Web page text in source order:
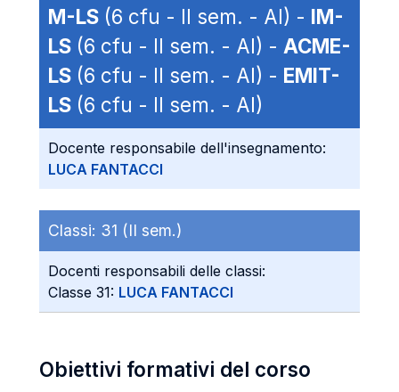
M-LS (6 cfu - II sem. - AI) - IM-
LS (6 cfu - II sem. - AI) - ACME-
LS (6 cfu - II sem. - AI) - EMIT-
LS (6 cfu - II sem. - AI)
Docente responsabile dell'insegnamento:
LUCA FANTACCI
Classi: 31 (II sem.)
Docenti responsabili delle classi:
Classe 31: LUCA FANTACCI
Obiettivi formativi del corso